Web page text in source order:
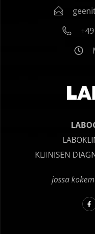
KLIINISEN
jossa